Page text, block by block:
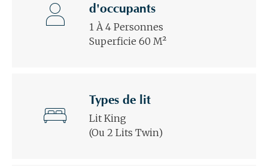
d'occupants
1 À 4 Personnes
Superficie 60 M²
Types de lit
Lit King
(ou 2 Lits Twin)